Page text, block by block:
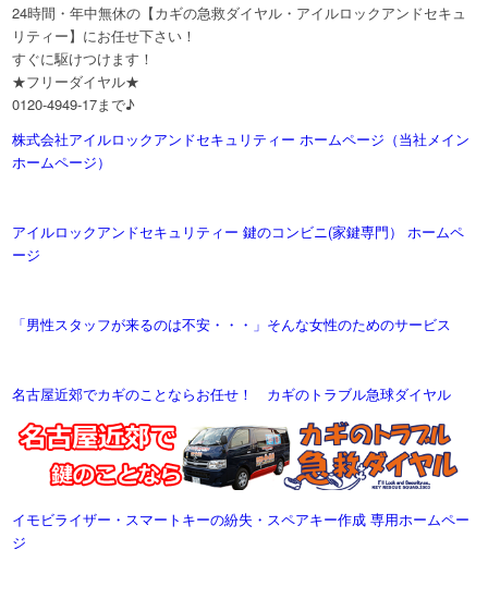
24時間・年中無休の【カギの急救ダイヤル・アイルロックアンドセキュ
リティー】にお任せ下さい！
すぐに駆けつけます！
★フリーダイヤル★
0120-4949-17まで♪
株式会社アイルロックアンドセキュリティー ホームページ（当社メイン
ホームページ）
アイルロックアンドセキュリティー 鍵のコンビニ(家鍵専門） ホームペ
ージ
「男性スタッフが来るのは不安・・・」そんな女性のためのサービス
名古屋近郊でカギのことならお任せ！ カギのトラブル急球ダイヤル
イモビライザー・スマートキーの紛失・スペアキー作成 専用ホームペー
ジ